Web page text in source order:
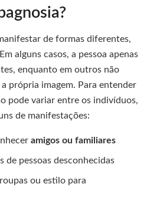
de formas diferentes,
alguns casos, a pessoa apenas
enquanto em outros não
própria imagem. Para entender
pode variar entre os indivíduos,
de manifestações:
amigos ou familiares
de pessoas desconhecidas
ou estilo para